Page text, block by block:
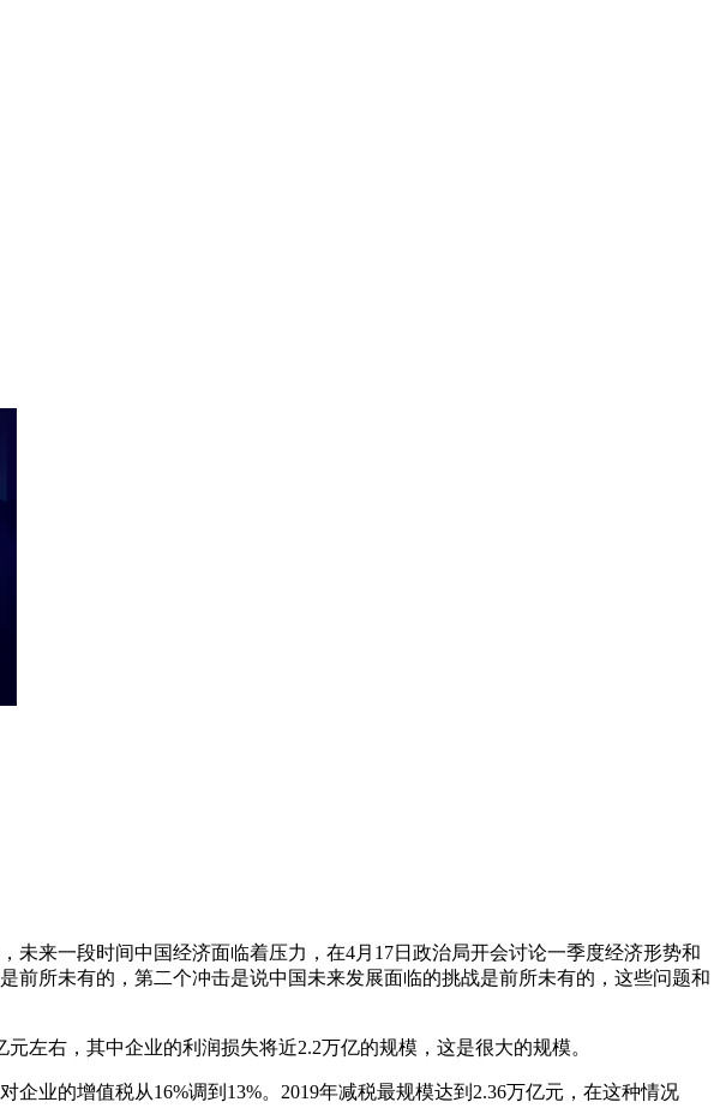
来一段时间中国经济面临着压力，在4月17日政治局开会讨论一季度经济形势和
所未有的，第二个冲击是说中国未来发展面临的挑战是前所未有的，这些问题和
左右，其中企业的利润损失将近2.2万亿的规模，这是很大的规模。
业的增值税从16%调到13%。2019年减税最规模达到2.36万亿元，在这种情况